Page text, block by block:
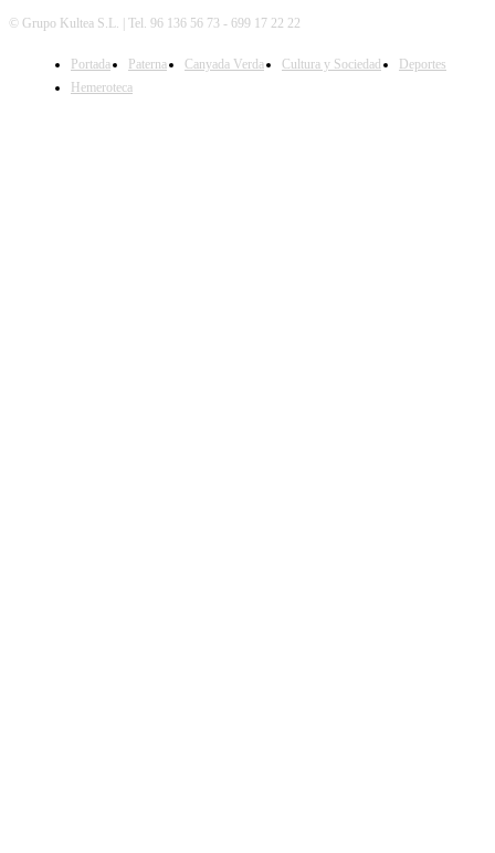
SÍGUENOS
© Grupo Kultea S.L. | Tel. 96 136 56 73 - 699 17 22 22
Portada Paterna Canyada Verda Cultura y Sociedad
Deportes
Hemeroteca